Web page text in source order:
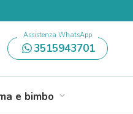
Assistenza WhatsApp
3515943701
e bimbo expand_more